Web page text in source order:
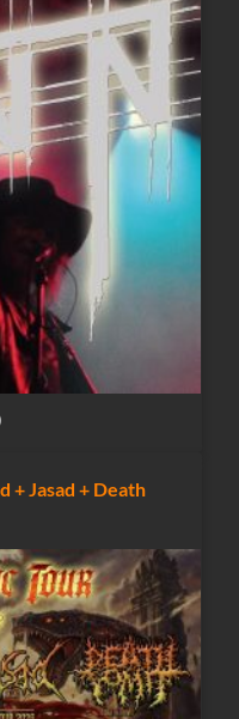
+ Jasad + Death